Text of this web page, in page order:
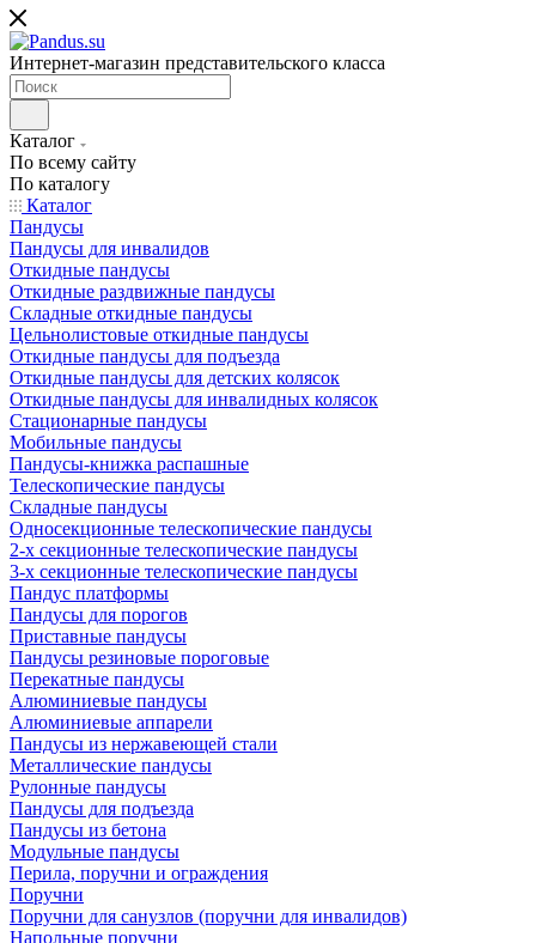
Интернет-магазин представительского класса
Каталог
По всему сайту
По каталогу
Каталог
Пандусы
Пандусы для инвалидов
Откидные пандусы
Откидные раздвижные пандусы
Складные откидные пандусы
Цельнолистовые откидные пандусы
Откидные пандусы для подъезда
Откидные пандусы для детских колясок
Откидные пандусы для инвалидных колясок
Стационарные пандусы
Мобильные пандусы
Пандусы-книжка распашные
Телескопические пандусы
Складные пандусы
Односекционные телескопические пандусы
2-х секционные телескопические пандусы
3-х секционные телескопические пандусы
Пандус платформы
Пандусы для порогов
Приставные пандусы
Пандусы резиновые пороговые
Перекатные пандусы
Алюминиевые пандусы
Алюминиевые аппарели
Пандусы из нержавеющей стали
Металлические пандусы
Рулонные пандусы
Пандусы для подъезда
Пандусы из бетона
Модульные пандусы
Перила, поручни и ограждения
Поручни
Поручни для санузлов (поручни для инвалидов)
Напольные поручни